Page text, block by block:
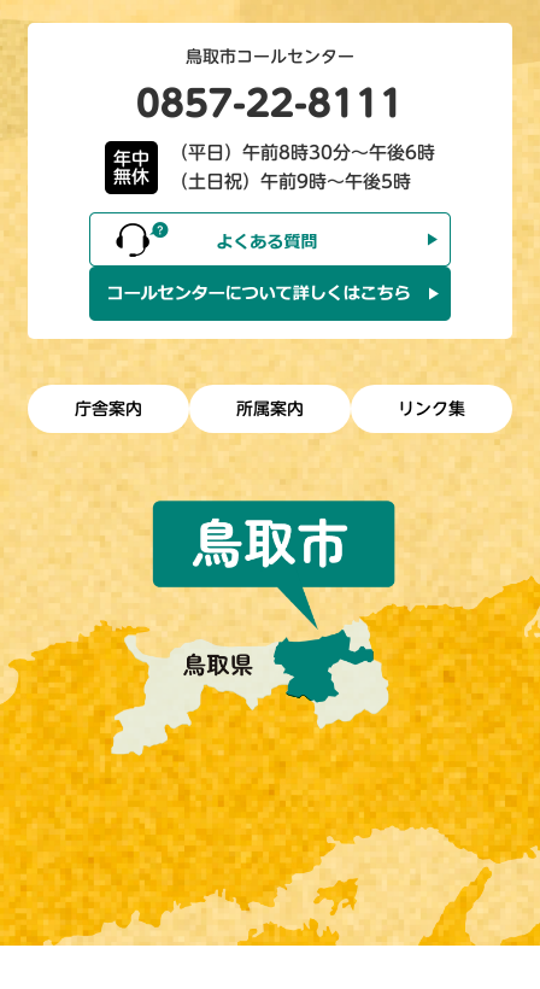
鳥取市コールセンター
0857-22-8111
年中
無休
（平日）午前8時30分～午後6時
（土日祝）午前9時～午後5時
庁舎案内 所属案内 リンク集